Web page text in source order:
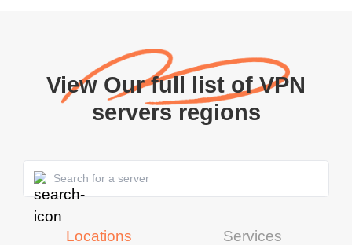
View Our full list of VPN
servers regions
Locations Services